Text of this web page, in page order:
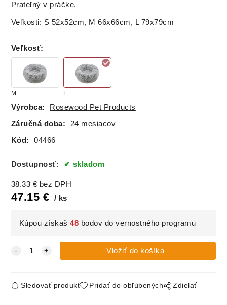
Prateľný v práčke.
Veľkosti: S 52x52cm, M 66x66cm, L 79x79cm
Veľkosť:
M L
Výrobca: Rosewood Pet Products
Záručná doba: 24 mesiacov
Kód: 04466
Dostupnosť: skladom
38.33 € bez DPH
47.15 € ks
Kúpou získaš48 bodov do vernostného programu
Sledovať produkt Pridať do obľúbených Zdielať